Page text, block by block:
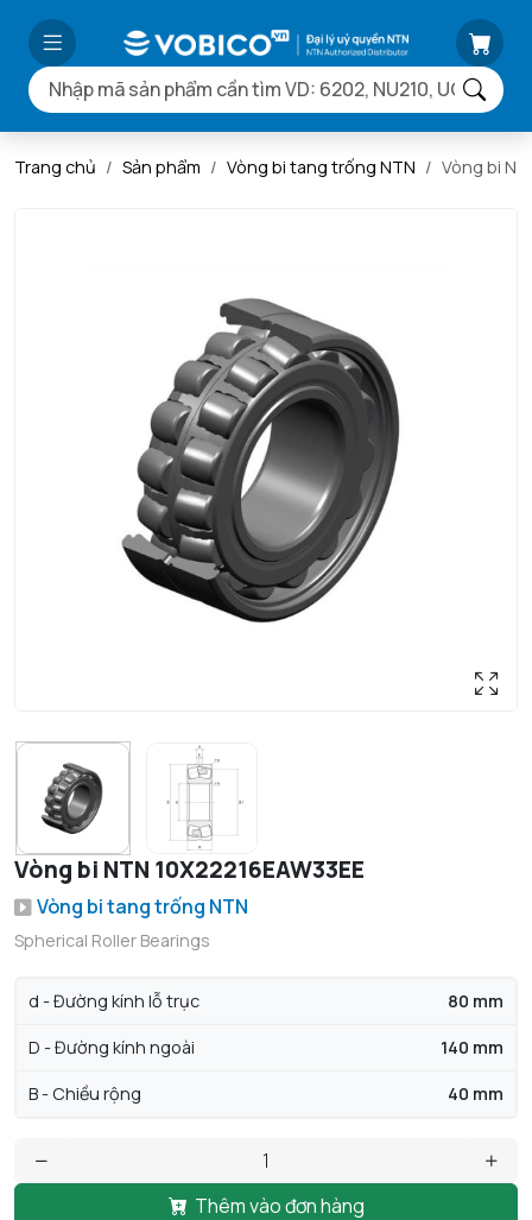
Trang chủ Sản phẩm Vòng bi tang trống NTN Vòng bi
Vòng bi NTN 10X22216EAW33EE
Vòng bi tang trống NTN
Spherical Roller Bearings
d - Đường kính lỗ trục 80 mm
D - Đường kính ngoài 140 mm
B - Chiều rộng 40 mm
Thêm vào đơn hàng